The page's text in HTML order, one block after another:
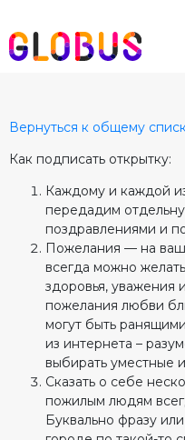
Вернуться к общему
Как подписать открытку:
Каждому и каждой
передадим
поздравлениями и
Пожелания — на
всегда можно
здоровья, уважения
пожелания любви
могут быть
из интернета –
выбирать уместные
Сказать о себе
пожилым людям
Буквально фразу